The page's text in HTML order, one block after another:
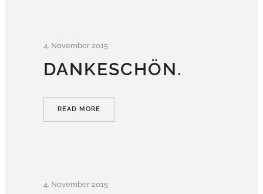
4. November 2015
DANKESCHÖN.
READ MORE
4. November 2015